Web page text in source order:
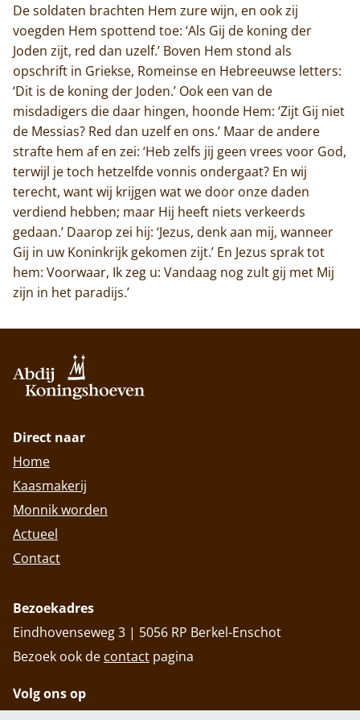
De soldaten brachten Hem zure wijn, en ook zij
voegden Hem spottend toe: ‘Als Gij de koning der
Joden zijt, red dan uzelf.’ Boven Hem stond als
opschrift in Griekse, Romeinse en Hebreeuwse letters:
‘Dit is de koning der Joden.’ Ook een van de
misdadigers die daar hingen, hoonde Hem: ‘Zijt Gij niet
de Messias? Red dan uzelf en ons.’ Maar de andere
strafte hem af en zei: ‘Heb zelfs jij geen vrees voor God,
terwijl je toch hetzelfde vonnis ondergaat? En wij
terecht, want wij krijgen wat we door onze daden
verdiend hebben; maar Hij heeft niets verkeerds
gedaan.’ Daarop zei hij: ‘Jezus, denk aan mij, wanneer
Gij in uw Koninkrijk gekomen zijt.’ En Jezus sprak tot
hem: Voorwaar, Ik zeg u: Vandaag nog zult gij met Mij
zijn in het paradijs.’
Direct naar
Home
Kaasmakerij
Monnik worden
Actueel
Contact
Bezoekadres
Eindhovenseweg 3 | 5056 RP Berkel-Enschot
Bezoek ook de contact pagina
Volg ons op